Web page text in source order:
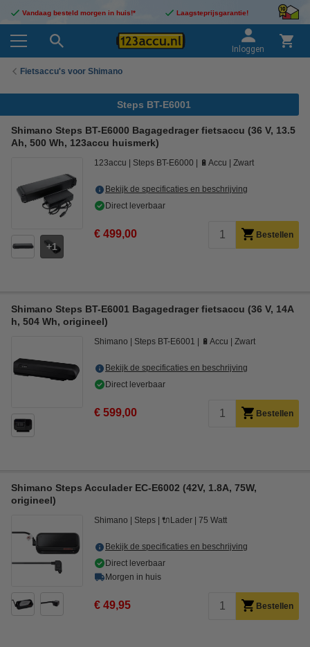
Vandaag besteld morgen in huis!* Laagsteprijsgarantie!
Inloggen
Fietsaccu's voor Shimano
Steps BT-E6001
Shimano Steps BT-E6000 Bagagedrager fietsaccu (36 V, 13.5
Ah, 500 Wh, 123accu huismerk)
1
123accu Steps BT-E6000 🔋Accu Zwart
Bekijk de specificaties en beschrijving
Direct leverbaar
€ 499,00 Bestellen
Shimano Steps BT-E6001 Bagagedrager fietsaccu (36 V, 14A
h, 504 Wh, origineel)
Shimano Steps BT-E6001 🔋Accu Zwart
Bekijk de specificaties en beschrijving
Direct leverbaar
€ 599,00 Bestellen
Shimano Steps Acculader EC-E6002 (42V, 1.8A, 75W,
origineel)
Shimano Steps 🔌Lader 75 Watt
Bekijk de specificaties en beschrijving
Direct leverbaar
Morgen in huis
€ 49,95 Bestellen